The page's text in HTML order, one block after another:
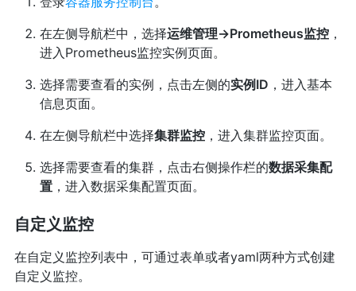
在左侧导航栏中，选择运维管理->Prometheus监控，
进入Prometheus监控实例页面。
选择需要查看的实例，点击左侧的实例ID ，进入基本
信息页面。
在左侧导航栏中选择集群监控，进入集群监控页面。
选择需要查看的集群，点击右侧操作栏的数据采集配
置，进入数据采集配置页面。
自定义监控
在自定义监控列表中，可通过表单或者yaml两种方式创建
自定义监控。